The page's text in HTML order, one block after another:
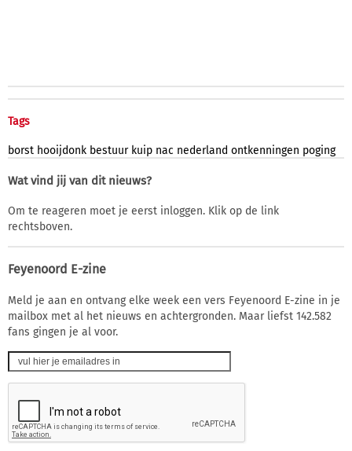
Tags
borst hooijdonk bestuur kuip nac nederland ontkenningen poging
Wat vind jij van dit nieuws?
Om te reageren moet je eerst inloggen. Klik op de link
rechtsboven.
Feyenoord E-zine
Meld je aan en ontvang elke week een vers Feyenoord E-zine in je
mailbox met al het nieuws en achtergronden. Maar liefst 142.582
fans gingen je al voor.